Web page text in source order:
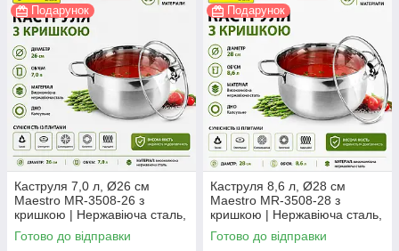
Подарунок
Каструля 7,0 л, Ø26 см
Maestro MR-3508-26 з
кришкою | Нержавіюча сталь,
капсульне дно, для всіх типів
плит
Готово до відправки
Подарунок
Каструля 8,6 л, Ø28 см
Maestro MR-3508-28 з
кришкою | Нержавіюча сталь,
капсульне дно, для всіх типів
плит
Готово до відправки